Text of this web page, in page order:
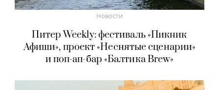
Новости
Питер Weekly: фестиваль «Пикник
Афиши», проект «Неснятые сценарии»
и поп-ап-бар «Балтика Brew»